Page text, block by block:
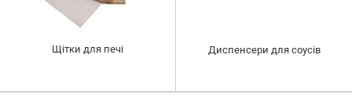
Щітки для печі Диспенсери для соусів